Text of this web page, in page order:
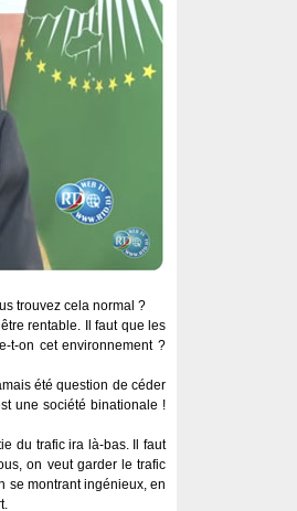
trouvez cela normal ?
rentable. Il faut que les
t-on cet environnement ?
été question de céder
une société binationale !
du trafic ira là-bas. Il faut
on veut garder le trafic
se montrant ingénieux, en